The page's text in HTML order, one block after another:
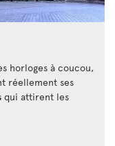
horloges à coucou,
réellement ses
qui attirent les